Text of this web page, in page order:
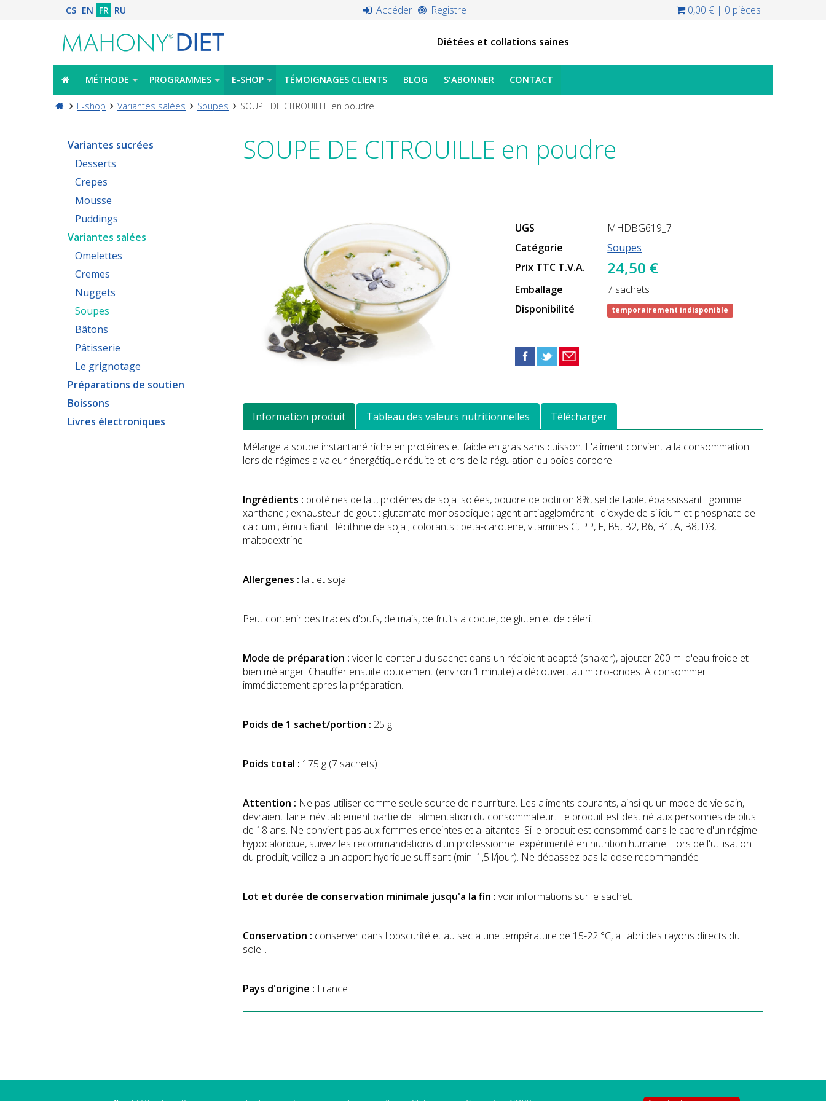
CS EN FR RU Accéder Registre 0,00 € | 0 pièces
Diétées et collations saines
MÉTHODE PROGRAMMES E-SHOP TÉMOIGNAGES CLIENTS BLOG S'ABONNER CONTACT
E-shop Variantes salées Soupes SOUPE DE CITROUILLE en poudre
Variantes sucrées
Desserts
Crepes
Mousse
Puddings
Variantes salées
Omelettes
Cremes
Nuggets
Soupes
Bâtons
Pâtisserie
Le grignotage
Préparations de soutien
Boissons
Livres électroniques
SOUPE DE CITROUILLE en poudre
UGS
MHDBG619_7
Catégorie
Soupes
Prix ​​TTC T.V.A.
24,50 €
Emballage
7 sachets
Disponibilité
temporairement indisponible
Information produit Tableau des valeurs nutritionnelles Télécharger
Mélange a soupe instantané riche en protéines et faible en gras sans cuisson. L'aliment convient a la consommation
lors de régimes a valeur énergétique réduite et lors de la régulation du poids corporel.
Ingrédients : protéines de lait, protéines de soja isolées, poudre de potiron 8%, sel de table, épaississant : gomme
xanthane ; exhausteur de gout : glutamate monosodique ; agent antiagglomérant : dioxyde de silicium et phosphate de
calcium ; émulsifiant : lécithine de soja ; colorants : beta-carotene, vitamines C, PP, E, B5, B2, B6, B1, A, B8, D3,
maltodextrine.
Allergenes : lait et soja.
Peut contenir des traces d'oufs, de mais, de fruits a coque, de gluten et de céleri.
Mode de préparation : vider le contenu du sachet dans un récipient adapté (shaker), ajouter 200 ml d'eau froide et
bien mélanger. Chauffer ensuite doucement (environ 1 minute) a découvert au micro-ondes. A consommer
immédiatement apres la préparation.
Poids de 1 sachet/portion : 25 g
Poids total : 175 g (7 sachets)
Attention : Ne pas utiliser comme seule source de nourriture. Les aliments courants, ainsi qu'un mode de vie sain,
devraient faire inévitablement partie de l'alimentation du consommateur. Le produit est destiné aux personnes de plus
de 18 ans. Ne convient pas aux femmes enceintes et allaitantes. Si le produit est consommé dans le cadre d'un régime
hypocalorique, suivez les recommandations d'un professionnel expérimenté en nutrition humaine. Lors de l'utilisation
du produit, veillez a un apport hydrique suffisant (min. 1,5 l/jour). Ne dépassez pas la dose recommandée !
Lot et durée de conservation minimale jusqu'a la fin : voir informations sur le sachet.
Conservation : conserver dans l'obscurité et au sec a une température de 15-22 °C, a l'abri des rayons directs du
soleil.
Pays d'origine : France